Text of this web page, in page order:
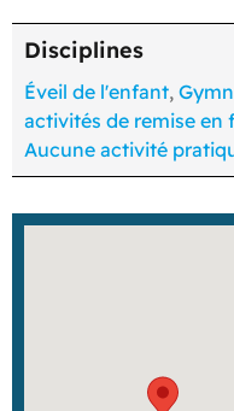
Disciplines
Éveil de l'enfant,
activités de remise en
Aucune activité